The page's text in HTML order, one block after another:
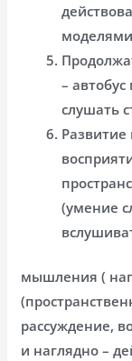
–
слушать
(умение
мышления (
рассуждение,
и наглядно –